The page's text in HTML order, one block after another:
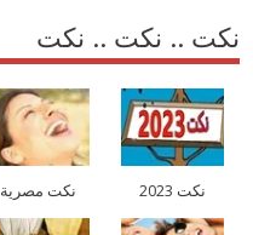
نكت .. نكت .. نكت
نكت 2023 نكت مصرية